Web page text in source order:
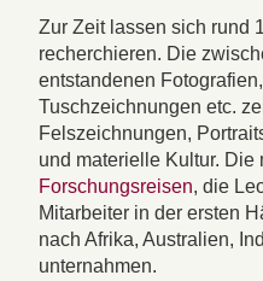
Zur Zeit lassen sich rund
recherchieren. Die
entstandenen
Tuschzeichnungen etc.
Felszeichnungen,
und materielle Kultur. Die
Forschungsreisen, die
Mitarbeiter in der ersten
nach Afrika, Australien,
unternahmen.